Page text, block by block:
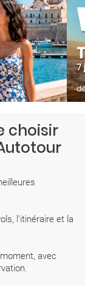
choisir
l'itinéraire et la
avec